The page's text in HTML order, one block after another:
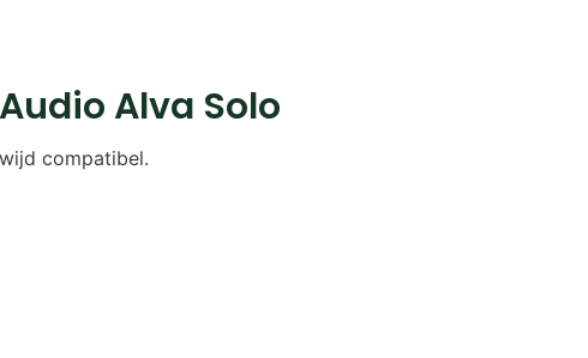
Alva Solo
compatibel.